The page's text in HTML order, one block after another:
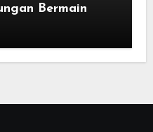
Bermain